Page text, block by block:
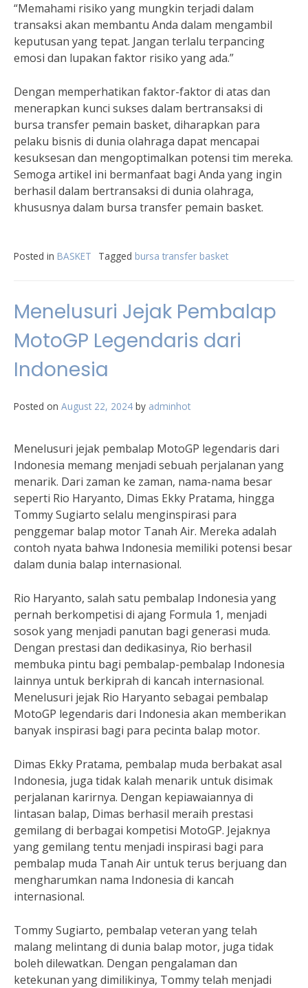
“Memahami risiko yang mungkin terjadi dalam
transaksi akan membantu Anda dalam mengambil
keputusan yang tepat. Jangan terlalu terpancing
emosi dan lupakan faktor risiko yang ada.”
Dengan memperhatikan faktor-faktor di atas dan
menerapkan kunci sukses dalam bertransaksi di
bursa transfer pemain basket, diharapkan para
pelaku bisnis di dunia olahraga dapat mencapai
kesuksesan dan mengoptimalkan potensi tim mereka.
Semoga artikel ini bermanfaat bagi Anda yang ingin
berhasil dalam bertransaksi di dunia olahraga,
khususnya dalam bursa transfer pemain basket.
Posted in BASKET Tagged bursa transfer basket
Menelusuri Jejak Pembalap
MotoGP Legendaris dari
Indonesia
Posted on August 22, 2024 by adminhot
Menelusuri jejak pembalap MotoGP legendaris dari
Indonesia memang menjadi sebuah perjalanan yang
menarik. Dari zaman ke zaman, nama-nama besar
seperti Rio Haryanto, Dimas Ekky Pratama, hingga
Tommy Sugiarto selalu menginspirasi para
penggemar balap motor Tanah Air. Mereka adalah
contoh nyata bahwa Indonesia memiliki potensi besar
dalam dunia balap internasional.
Rio Haryanto, salah satu pembalap Indonesia yang
pernah berkompetisi di ajang Formula 1, menjadi
sosok yang menjadi panutan bagi generasi muda.
Dengan prestasi dan dedikasinya, Rio berhasil
membuka pintu bagi pembalap-pembalap Indonesia
lainnya untuk berkiprah di kancah internasional.
Menelusuri jejak Rio Haryanto sebagai pembalap
MotoGP legendaris dari Indonesia akan memberikan
banyak inspirasi bagi para pecinta balap motor.
Dimas Ekky Pratama, pembalap muda berbakat asal
Indonesia, juga tidak kalah menarik untuk disimak
perjalanan karirnya. Dengan kepiawaiannya di
lintasan balap, Dimas berhasil meraih prestasi
gemilang di berbagai kompetisi MotoGP. Jejaknya
yang gemilang tentu menjadi inspirasi bagi para
pembalap muda Tanah Air untuk terus berjuang dan
mengharumkan nama Indonesia di kancah
internasional.
Tommy Sugiarto, pembalap veteran yang telah
malang melintang di dunia balap motor, juga tidak
boleh dilewatkan. Dengan pengalaman dan
ketekunan yang dimilikinya, Tommy telah menjadi